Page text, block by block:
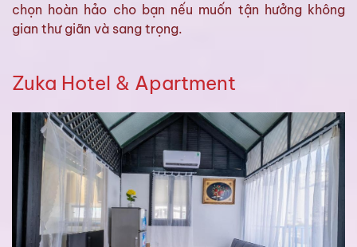
chọn hoàn hảo cho bạn nếu muốn tận hưởng không
gian thư giãn và sang trọng.
Zuka Hotel & Apartment